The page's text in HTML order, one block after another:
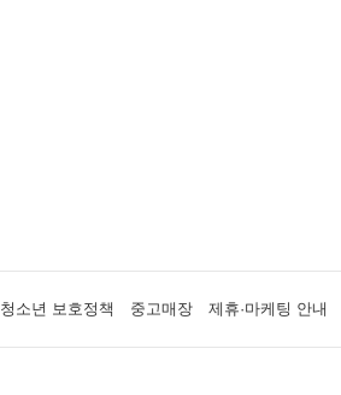
청소년 보호정책 중고매장 제휴·마케팅 안내